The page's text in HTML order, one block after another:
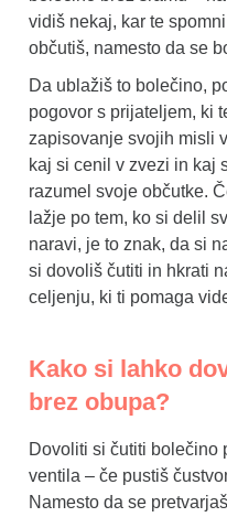
vidiš nekaj, kar te
občutiš, namesto da se
Da ublažiš to bolečino,
pogovor s prijateljem, ki
zapisovanje svojih misli
kaj si cenil v zvezi in kaj
razumel svoje občutke.
lažje po tem, ko si delil
naravi, je to znak, da si
si dovoliš čutiti in hkrati
celjenju, ki ti pomaga
Kako si lahko
brez obupa?
Dovoliti si čutiti bolečino
ventila – če pustiš
Namesto da se